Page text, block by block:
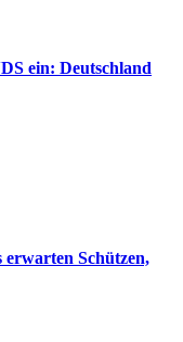
ein: Deutschland
erwarten Schützen,